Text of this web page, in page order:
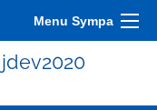
Menu Sympa